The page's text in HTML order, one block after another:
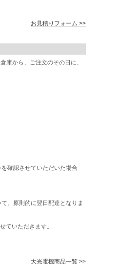
お見積りフォーム >>
から、ご注文のその日に、
確認させていただいた場合
、原則的に翌日配達となりま
ていただきます。
大光電機商品一覧 >>